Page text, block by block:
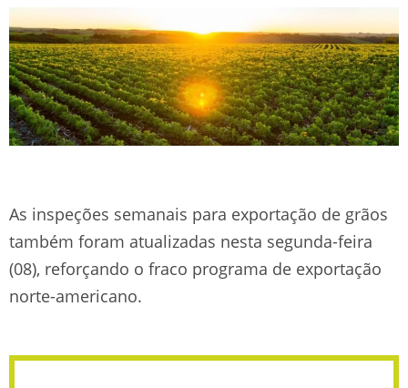
As inspeções semanais para exportação de grãos
também foram atualizadas nesta segunda-feira
(08), reforçando o fraco programa de exportação
norte-americano.